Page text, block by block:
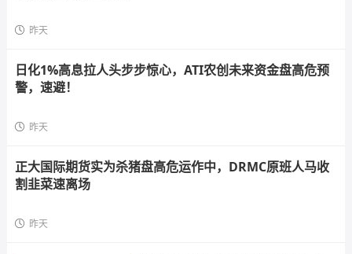
昨天
日化1%高息拉人头步步惊心，ATI农创未来资金盘高危预
警，速避！
昨天
正大国际期货实为杀猪盘高危运作中，DRMC原班人马收
割韭菜速离场
昨天